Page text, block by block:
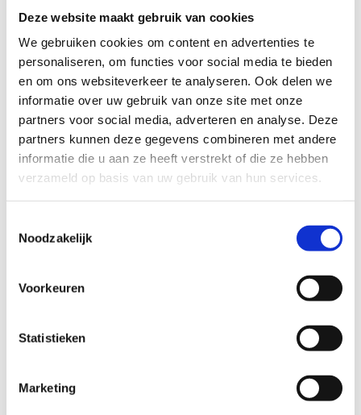
Deze website maakt gebruik van cookies
We gebruiken cookies om content en advertenties te
personaliseren, om functies voor social media te bieden
en om ons websiteverkeer te analyseren. Ook delen we
informatie over uw gebruik van onze site met onze
partners voor social media, adverteren en analyse. Deze
partners kunnen deze gegevens combineren met andere
informatie die u aan ze heeft verstrekt of die ze hebben
verzameld op basis van uw gebruik van hun services.
Noodzakelijk
Voorkeuren
Statistieken
Marketing
bedienen.
Veel dank aan de organisatie voor de eer en erkenning, en aan onze
verzekeringspartners voor het vertrouwen en de support!